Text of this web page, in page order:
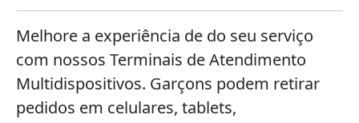
Melhore a experiência de do seu serviço
com nossos Terminais de Atendimento
Multidispositivos. Garçons podem retirar
pedidos em celulares, tablets,